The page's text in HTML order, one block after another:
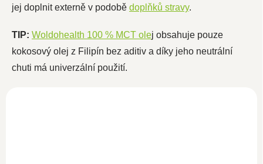
jej doplnit externě v podobě doplňků stravy.
TIP: Woldohealth 100 % MCT olej obsahuje pouze
kokosový olej z Filipín bez aditiv a díky jeho neutrální
chuti má univerzální použití.